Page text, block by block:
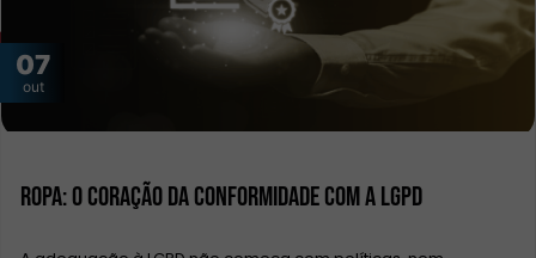
07
out
ROPA: O Coração da Conformidade com a LGPD